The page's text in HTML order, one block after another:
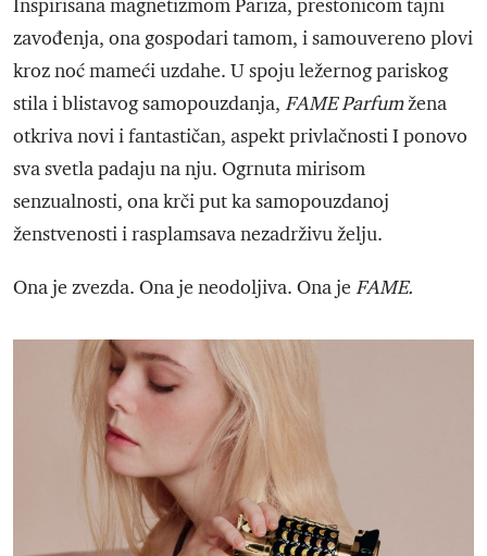
Inspirisana magnetizmom Pariza, prestonicom tajni
zavođenja, ona gospodari tamom, i samouvereno plovi
kroz noć mameći uzdahe. U spoju ležernog pariskog
stila i blistavog samopouzdanja, FAME Parfumžena
otkriva novi i fantastičan, aspekt privlačnosti I ponovo
sva svetla padaju na nju. Ogrnuta mirisom
senzualnosti, ona krči put ka samopouzdanoj
ženstvenosti i rasplamsava nezadrživu želju.
Ona je zvezda. Ona je neodoljiva. Ona je FAME.